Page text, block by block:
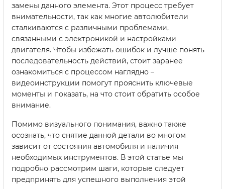
замены данного элемента. Этот процесс требует
внимательности, так как многие автолюбители
сталкиваются с различными проблемами,
связанными с электроникой и настройками
двигателя. Чтобы избежать ошибок и лучше понять
последовательность действий, стоит заранее
ознакомиться с процессом наглядно –
видеоинструкции помогут прояснить ключевые
моменты и показать, на что стоит обратить особое
внимание.
Помимо визуального понимания, важно также
осознать, что снятие данной детали во многом
зависит от состояния автомобиля и наличия
необходимых инструментов. В этой статье мы
подробно рассмотрим шаги, которые следует
предпринять для успешного выполнения этой